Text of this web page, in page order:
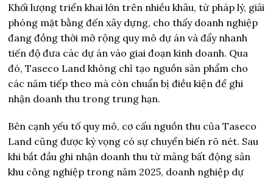
Khối lượng triển khai lớn trên nhiều khâu, từ pháp lý, giải
phóng mặt bằng đến xây dựng, cho thấy doanh nghiệp
đang đồng thời mở rộng quy mô dự án và đẩy nhanh
tiến độ đưa các dự án vào giai đoạn kinh doanh. Qua
đó, Taseco Land không chỉ tạo nguồn sản phẩm cho
các năm tiếp theo mà còn chuẩn bị điều kiện để ghi
nhận doanh thu trong trung hạn.
Bên cạnh yếu tố quy mô, cơ cấu nguồn thu của Taseco
Land cũng được kỳ vọng có sự chuyển biến rõ nét. Sau
khi bắt đầu ghi nhận doanh thu từ mảng bất động sản
khu công nghiệp trong năm 2025, doanh nghiệp dự